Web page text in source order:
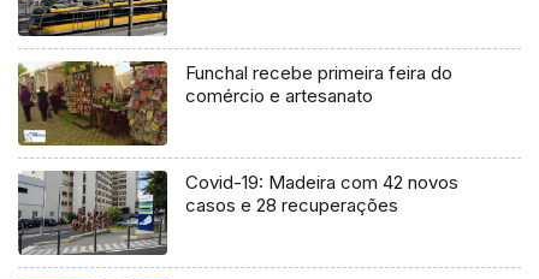
Funchal recebe primeira feira do
comércio e artesanato
Covid-19: Madeira com 42 novos
casos e 28 recuperações